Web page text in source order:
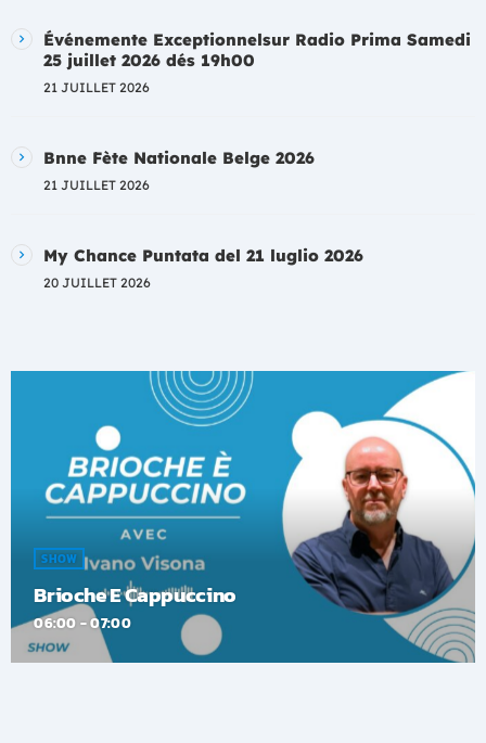
Événemente Exceptionnelsur Radio Prima Samedi
25 juillet 2026 dés 19h00
21 JUILLET 2026
Bnne Fète Nationale Belge 2026
21 JUILLET 2026
My Chance Puntata del 21 luglio 2026
20 JUILLET 2026
SHOW
Brioche E Cappuccino
06:00 - 07:00